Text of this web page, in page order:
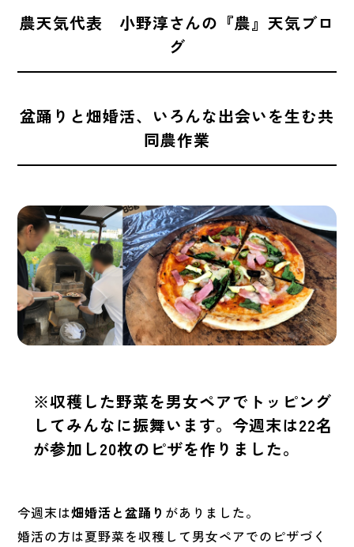
農天気代表 小野淳さんの『農』天気ブロ
グ
盆踊りと畑婚活、いろんな出会いを生む共
同農作業
※収穫した野菜を男女ペアでトッピング
してみんなに振舞います。今週末は22名
が参加し20枚のピザを作りました。
今週末は畑婚活と盆踊り がありました。
婚活の方は夏野菜を収穫して男女ペアでのピザづく